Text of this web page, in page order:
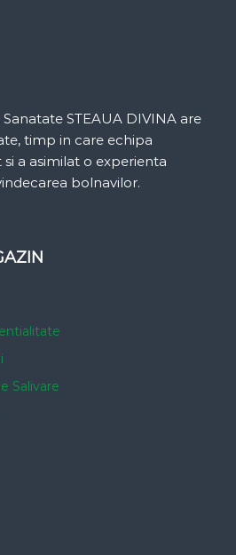
STEAUA DIVINA are
timp in care echipa
a asimilat o experienta
bolnavilor.
Salivare